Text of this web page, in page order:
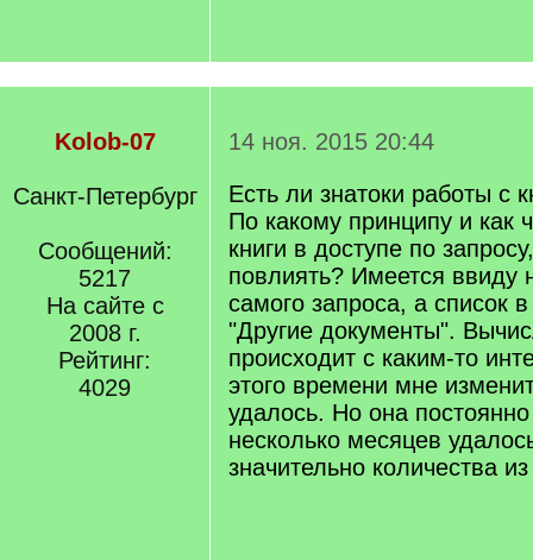
Kolob-07
Санкт-Петербург
Сообщений:
5217
На сайте с
2008 г.
Рейтинг:
4029
14 ноя. 2015 20:44
Есть ли знатоки работы с
По какому принципу и как
книги в доступе по
повлиять? Имеется ввиду
самого запроса, а список
"Другие документы".
происходит с каким-то
этого времени мне
удалось. Но она
несколько месяцев
значительно количества